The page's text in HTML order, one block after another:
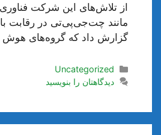
از تلاش‌های این شرکت
مانند چت‌جی‌پی‌تی در رقابت
گزارش داد که گروه‌های
دسته‌ها
Uncategorized
دیدگاهتان را بنویسید